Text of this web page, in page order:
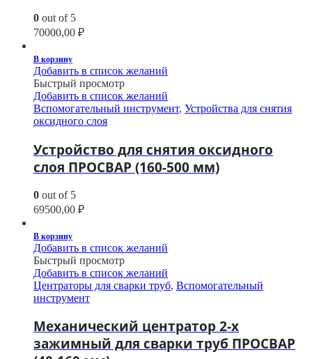
0 out of 5
70000,00 ₽
В корзину
Добавить в список желаний
Быстрый просмотр
Добавить в список желаний
Вспомогательный инструмент, Устройства для снятия
оксидного слоя
Устройство для снятия оксидного
слоя ПРОСВАР (160-500 мм)
0 out of 5
69500,00 ₽
В корзину
Добавить в список желаний
Быстрый просмотр
Добавить в список желаний
Центраторы для сварки труб, Вспомогательный
инструмент
Механический центратор 2-х
зажимный для сварки труб ПРОСВАР